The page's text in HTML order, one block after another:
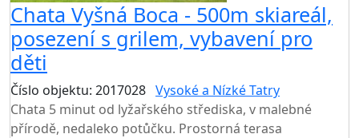
Chata Vyšná Boca - 500m skiareál,
posezení s grilem, vybavení pro
děti
Číslo objektu: 2017028 Vysoké a Nízké Tatry
Chata 5 minut od lyžařského střediska, v malebné
přírodě, nedaleko potůčku. Prostorná terasa